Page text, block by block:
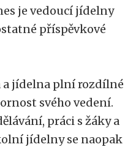
je vedoucí jídelny
příspěvkové
a jídelna plní rozdílné
svého vedení.
práci s žáky a
jídelny se naopak